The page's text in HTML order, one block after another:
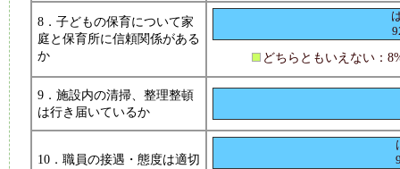
8．子どもの保育について家
庭と保育所に信頼関係がある
か
どちらともいえない：
9．施設内の清掃、整理整頓
は行き届いているか
10．職員の接遇・態度は適切